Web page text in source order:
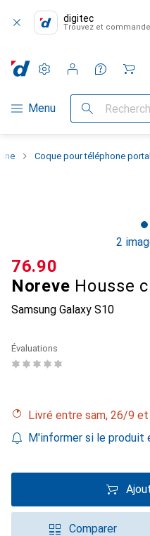
digitec
Trouvez et
Navigation par catégorie
Menu Recherche
Paramètres
Compte client
Listes de comparaison
Listes d'envies
Panier
Coque pour téléphone
2
Noreve Housse
Samsung Galaxy S10
CHF
76.90
Évaluations
Livré entre sam, 26/9
M'informer si le
Comparer